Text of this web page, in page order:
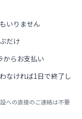
いりません
だけ
からお支払い
なければ1日で終了し
への直接のご連絡は不要